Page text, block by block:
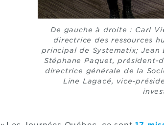
De gauche à droite : Carl
directrice des ressources
principal de Systematix;
Stéphane Paquet, président-
directrice générale de la
Line Lagacé, vice-